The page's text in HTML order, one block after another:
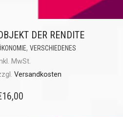
DER RENDITE
, VERSCHIEDENES
MwSt.
Versandkosten
16,00